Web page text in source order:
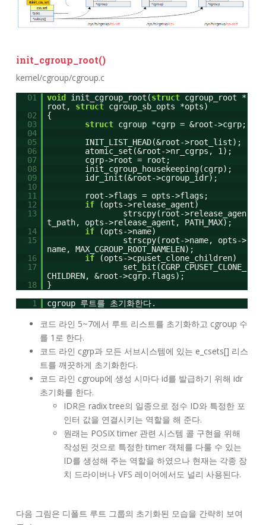
init_cgroup_root()
kernel/cgroup/cgroup.c
01 void init_cgroup_root(struct cgroup_root *
root, struct cgroup_sb_opts *opts)
02
{
03
struct cgroup *cgrp = &root->cgrp;
04
05
INIT_LIST_HEAD(&root->root_list);
06
atomic_set(&root->nr_cgrps, 1);
07
cgrp->root = root;
08
init_cgroup_housekeeping(cgrp);
09
idr_init(&root->cgroup_idr);
10
11
root->flags = opts->flags;
12
if
(opts->release_agent)
13
strscpy(root->release_agen
t_path, opts->release_agent, PATH_MAX);
14
if
(opts->name)
15
strscpy(root->name, opts->
name, MAX_CGROUP_ROOT_NAMELEN);
16
if
(opts->cpuset_clone_children)
17
set_bit(CGRP_CPUSET_CLONE_
CHILDREN, &root->cgrp.flags);
18
}
1
cgroup 루트를 초기화한다.
코드 라인 5~7에서 루트 리스트를 초기화하고 cgroup 수
를 1로 한다.
코드 라인 cgrp과 모든 서브시스템에 있는 e_csets[] 리스
트를 깨끗하게 초기화한다.
코드 라인 cgroup에 생성 시마다 id를 발급하기 위해 idr
초기화를 한다.
IDR은 radix tree의 일종으로 정수 ID와 특정한 포
인터 값을 연결시키는 역할을 해 준다.
원래는 POSIX timer 관련 시스템 콜 구현을 위해
작성된 것으로 특정한 timer 객체를 다룰 수 있는
ID를 생성해 주는 역할을 하였으나 현재는 각종 장
치 드라이버나 VFS 레이어에서도 널리 사용된다.
다음 그림은 디폴트 루트 그룹의 초기화된 모습을 간략히 보여